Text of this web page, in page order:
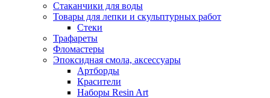
Стаканчики для воды
Товары для лепки и скульптурных работ
Стеки
Трафареты
Фломастеры
Эпоксидная смола, аксессуары
Артборды
Красители
Наборы Resin Art